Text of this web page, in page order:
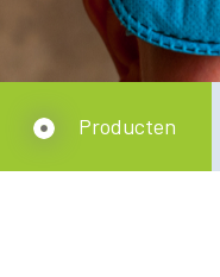
Producten